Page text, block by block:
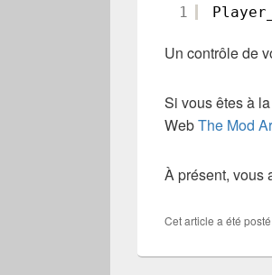
1
Un contrôle de
Si vous êtes à
WebThe Mod
À présent, vous
Cet article a été